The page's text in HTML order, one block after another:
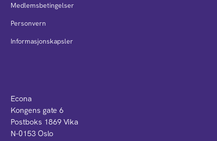
Medlemsbetingelser
Personvern
Informasjonskapsler
Econa
Kongens gate 6
Postboks 1869 Vika
N-0153 Oslo